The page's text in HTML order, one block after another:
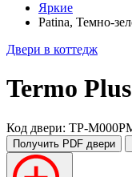
Яркие
Patina, Темно-
Двери в коттедж
Termo Plus
Код двери: TP-
Получить PDF двери